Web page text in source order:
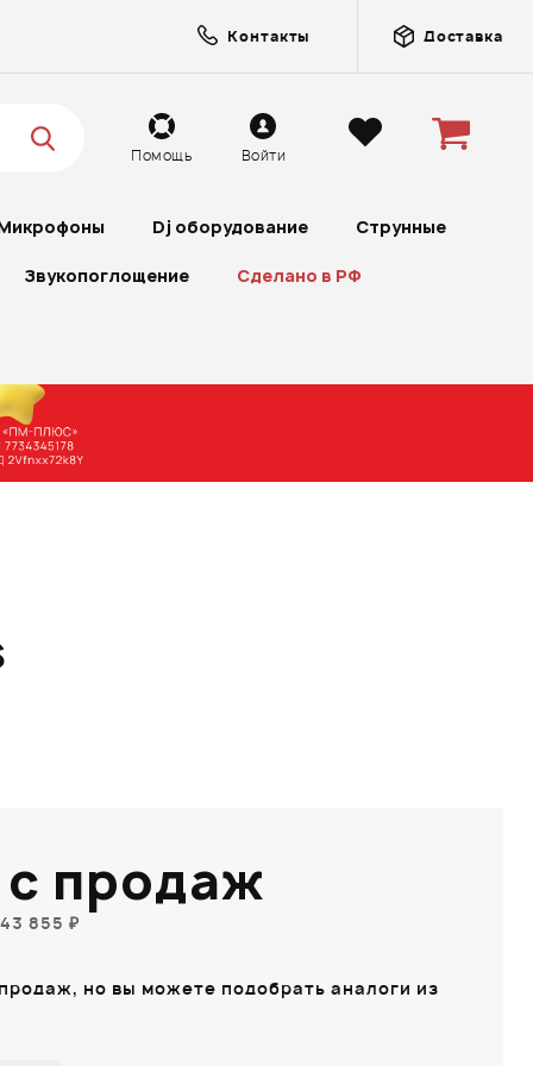
Контакты Доставка
Помощь Войти
Dj оборудование Струнные
Звукопоглощение Сделано в РФ
продаж
855 ₽
но вы можете подобрать аналоги из